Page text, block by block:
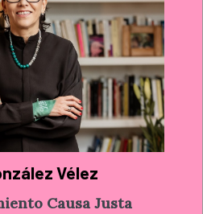
Vélez
Causa Justa